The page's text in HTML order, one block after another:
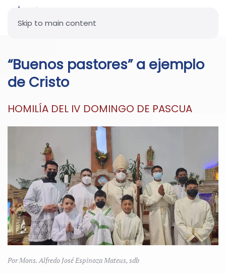
Skip to main content
“Buenos pastores” a ejemplo
de Cristo
HOMILÍA DEL IV DOMINGO DE PASCUA
Por Mons. Alfredo José Espinoza Mateus, sdb